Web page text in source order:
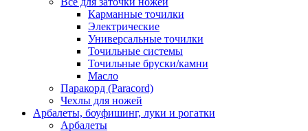
Карманные точилки
Электрические
Универсальные точилки
Точильные системы
Точильные бруски/камни
Масло
Паракорд (Paracord)
Чехлы для ножей
Арбалеты, боуфишинг, луки и рогатки
Арбалеты